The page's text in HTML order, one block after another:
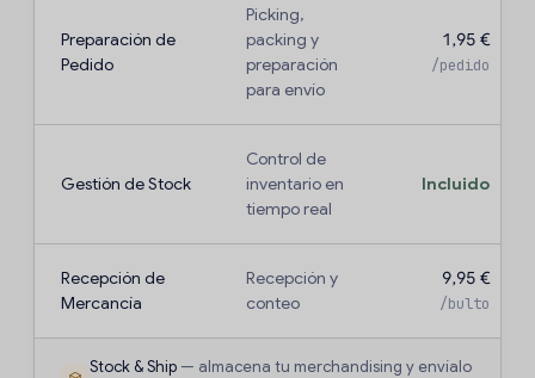
Preparación de
Pedido
Picking,
packing y
preparación
para envío
1,95 €
/pedido
Gestión de Stock
Control de
inventario en
tiempo real
Incluido
Recepción de
Mercancía
Recepción y
conteo
9,95 €
/bulto
Stock & Ship — almacena tu merchandising y envíalo